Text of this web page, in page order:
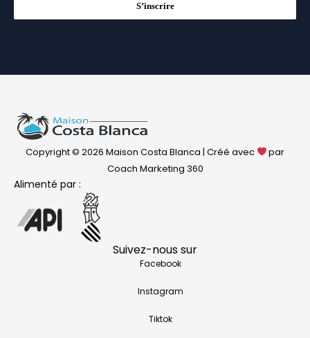
S’inscrire
Copyright © 2026 Maison Costa Blanca | Créé avec
par
Coach Marketing 360
Alimenté par :
Suivez-nous sur
Facebook
Instagram
Tiktok